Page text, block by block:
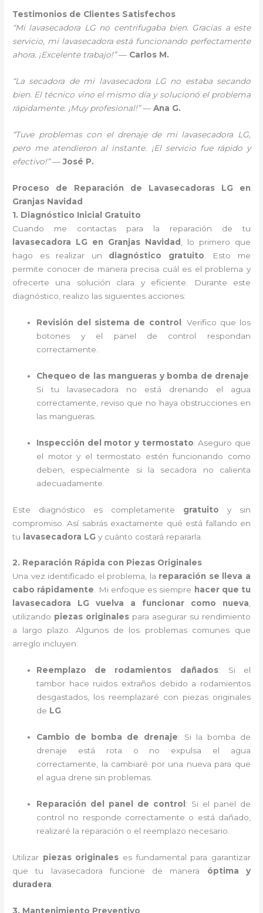
Testimonios de Clientes Satisfechos
“Mi lavasecadora LG no centrifugaba bien. Gracias a este
servicio, mi lavasecadora está funcionando perfectamente
ahora. ¡Excelente trabajo!”— Carlos M.
“La secadora de mi lavasecadora LG no estaba secando
bien. El técnico vino el mismo día y solucionó el problema
rápidamente. ¡Muy profesional!”—Ana G.
“Tuve problemas con el drenaje de mi lavasecadora LG,
pero me atendieron al instante. ¡El servicio fue rápido y
efectivo!”—José P.
Proceso de Reparación de Lavasecadoras LG en
Granjas Navidad
1. Diagnóstico Inicial Gratuito
Cuando me contactas para la reparación de tu
lavasecadora LG en Granjas Navidad
, lo primero que
hago es realizar un diagnóstico gratuito . Esto me
permite conocer de manera precisa cuál es el problema y
ofrecerte una solución clara y eficiente. Durante este
diagnóstico, realizo las siguientes acciones:
Revisión del sistema de control : Verifico que los
botones y el panel de control respondan
correctamente.
Chequeo de las mangueras y bomba de drenaje:
Si tu lavasecadora no está drenando el agua
correctamente, reviso que no haya obstrucciones en
las mangueras.
Inspección del motor y termostato: Aseguro que
el motor y el termostato estén funcionando como
deben, especialmente si la secadora no calienta
adecuadamente.
Este diagnóstico es completamente gratuito y sin
compromiso. Así sabrás exactamente qué está fallando en
tu lavasecadora LG y cuánto costará repararla.
2. Reparación Rápida con Piezas Originales
Una vez identificado el problema, la reparación se lleva a
cabo rápidamente. Mi enfoque es siempre hacer que tu
lavasecadora LG vuelva a funcionar como nueva,
utilizando piezas originales para asegurar su rendimiento
a largo plazo. Algunos de los problemas comunes que
arreglo incluyen:
Reemplazo de rodamientos dañados: Si el
tambor hace ruidos extraños debido a rodamientos
desgastados, los reemplazaré con piezas originales
de LG.
Cambio de bomba de drenaje: Si la bomba de
drenaje está rota o no expulsa el agua
correctamente, la cambiaré por una nueva para que
el agua drene sin problemas.
Reparación del panel de control : Si el panel de
control no responde correctamente o está dañado,
realizaré la reparación o el reemplazo necesario.
Utilizar piezas originales es fundamental para garantizar
que tu lavasecadora funcione de manera óptima y
duradera
3. Mantenimiento Preventivo